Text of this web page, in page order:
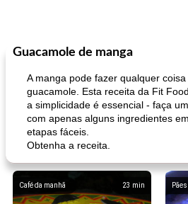
Guacamole de manga
A manga pode fazer qualquer
guacamole. Esta receita da Fit
a simplicidade é essencial - faça
com apenas alguns ingredientes
etapas fáceis.
Obtenha a receita.
23 min
Café da manhã Pães